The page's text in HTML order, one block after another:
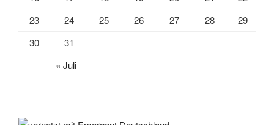
23
24 25 26 27 28
29
30
31
« Juli